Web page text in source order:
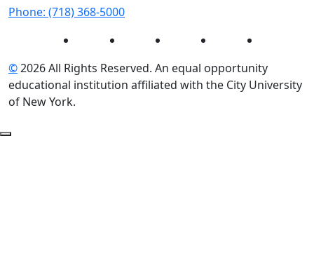
Phone: (718) 368-5000
Instagram Facebook Twitter LinkedIn
©2026 All Rights Reserved. An equal opportunity
educational institution affiliated with the City University
of New York.